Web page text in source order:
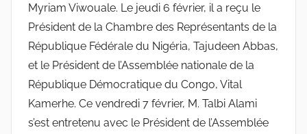
Myriam Viwouale. Le jeudi 6 février, il a reçu le
Président de la Chambre des Représentants de la
République Fédérale du Nigéria, Tajudeen Abbas,
et le Président de l’Assemblée nationale de la
République Démocratique du Congo, Vital
Kamerhe. Ce vendredi 7 février, M. Talbi Alami
s’est entretenu avec le Président de l’Assemblée